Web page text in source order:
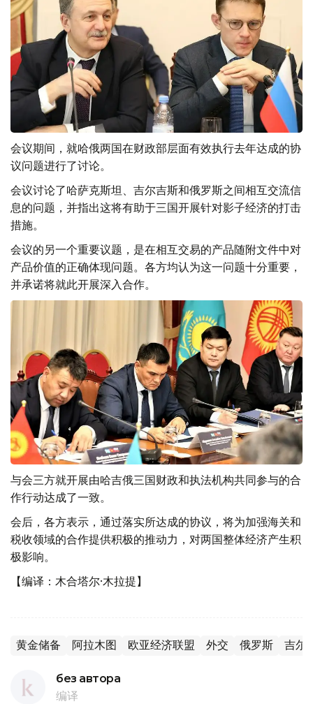
会议期间，就哈俄两国在财政部层面有效执行去年达成的协
议问题进行了讨论。
会议讨论了哈萨克斯坦、吉尔吉斯和俄罗斯之间相互交流信
息的问题，并指出这将有助于三国开展针对影子经济的打击
措施。
会议的另一个重要议题，是在相互交易的产品随附文件中对
产品价值的正确体现问题。各方均认为这一问题十分重要，
并承诺将就此开展深入合作。
与会三方就开展由哈吉俄三国财政和执法机构共同参与的合
作行动达成了一致。
会后，各方表示，通过落实所达成的协议，将为加强海关和
税收领域的合作提供积极的推动力，对两国整体经济产生积
极影响。
【编译：木合塔尔·木拉提】
黄金储备 阿拉木图 欧亚经济联盟 外交 俄罗斯 吉尔
без автора
编译